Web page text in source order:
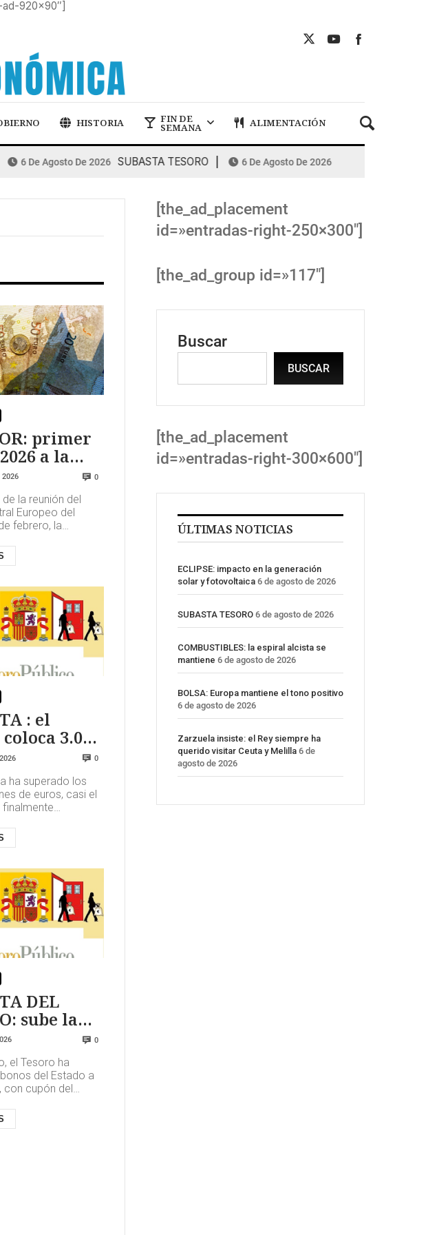
920×90″]
HISTORIA FIN DE
SEMANA ALIMENTACIÓN
6 De Agosto De 2026 SUBASTA TESORO 6 De Agosto De 2026 COMBUSTIBLES: la
primer
a la
2026 0
la reunión del
Europeo del
febrero, la
en su evolu...
: el
3.000
la 0
ha superado los
de euros, casi el
el
DEL
sube la
0
el Tesoro ha
del Estado a
con cupón del
obligaciones del
[the_ad_placement
id=»entradas-right-250×300″]
[the_ad_group id=»117″]
Buscar
BUSCAR
[the_ad_placement
id=»entradas-right-300×600″]
ÚLTIMAS NOTICIAS
ECLIPSE: impacto en la generación
solar y fotovoltaica 6 de agosto de 2026
SUBASTA TESORO 6 de agosto de 2026
COMBUSTIBLES: la espiral alcista se
mantiene 6 de agosto de 2026
BOLSA: Europa mantiene el tono positivo
6 de agosto de 2026
Zarzuela insiste: el Rey siempre ha
querido visitar Ceuta y Melilla 6 de
agosto de 2026